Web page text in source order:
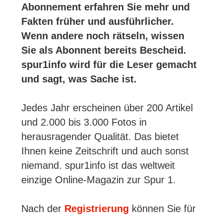
Abonnement erfahren Sie mehr und
Fakten früher und ausführlicher.
Wenn andere noch rätseln, wissen
Sie als Abonnent bereits Bescheid.
spur1info wird für die Leser gemacht
und sagt, was Sache ist.
Jedes Jahr erscheinen über 200 Artikel
und 2.000 bis 3.000 Fotos in
herausragender Qualität. Das bietet
Ihnen keine Zeitschrift und auch sonst
niemand. spur1info ist das weltweit
einzige Online-Magazin zur Spur 1.
Nach der Registrierung können Sie für